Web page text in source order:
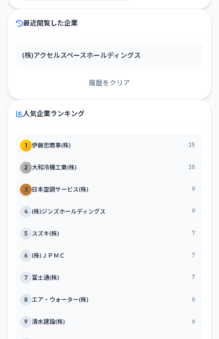
最近閲覧した企業
(株)アクセルスペースホールディングス
履歴をクリア
人気企業ランキング
1 伊藤忠商事(株) 15
2 大和冷機工業(株) 10
3 日本空調サービス(株) 9
4 (株)ジンズホールディングス 9
5 スズキ(株) 7
6 (株)ＪＰＭＣ 7
7 富士通(株) 7
8 エア・ウォーター(株) 6
9 清水建設(株) 6